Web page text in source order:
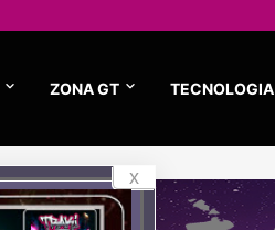
ZONA GT TECNOLOGIA
x